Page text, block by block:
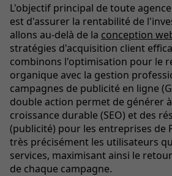
L'objectif principal de toute
est d'assurer la rentabilité de
allons au-delà de la conception
stratégies d'acquisition client
combinons l'optimisation pour le
organique avec la gestion
campagnes de publicité en ligne
double action permet de générer
croissance durable (SEO) et des
(publicité) pour les entreprises de
très précisément les utilisateurs
services, maximisant ainsi le
de chaque campagne.